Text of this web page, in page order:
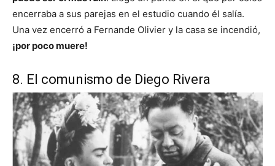
encerraba a sus parejas en el estudio cuando él salía.
Una vez encerró a Fernande Olivier y la casa se incendió,
¡por poco muere!
8. El comunismo de Diego Rivera